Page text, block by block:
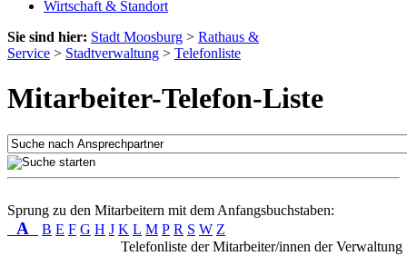
Wirtschaft & Standort
Sie sind hier: Stadt Moosburg > Rathaus &
Service > Stadtverwaltung > Telefonliste
Mitarbeiter-Telefon-Liste
Sprung zu den Mitarbeitern mit dem Anfangsbuchstaben:
A B E F G H J K L M P R S W Z
Telefonliste der Mitarbeiter/innen der Verwaltung